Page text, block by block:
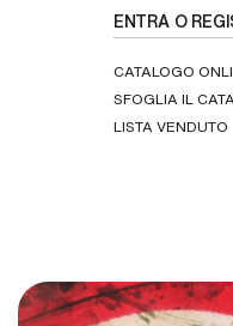
ENTRA O
CATALOGO
SFOGLIA IL
LISTA VENDUTO